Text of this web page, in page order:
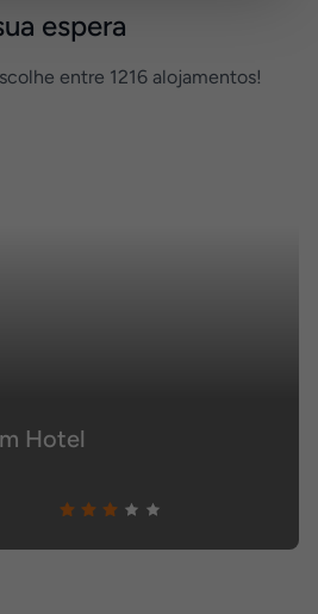
espera
entre 1216 alojamentos!
Hotel